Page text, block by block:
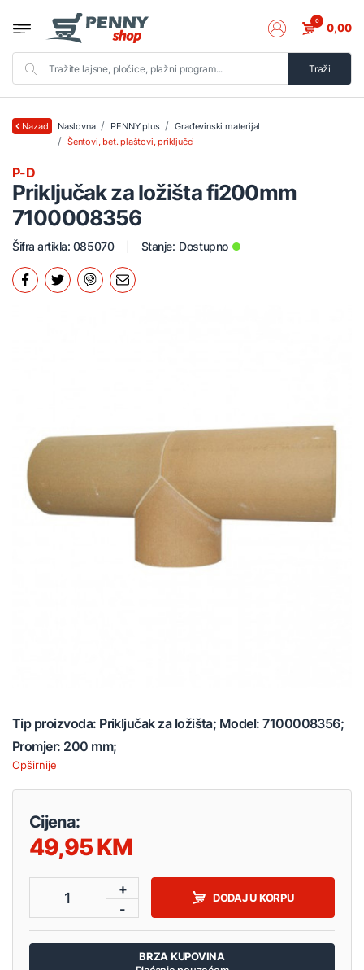
Traži
0 0,00
Nazad Naslovna PENNY plus
Građevinski materijal
Šentovi, bet. plaštovi, priključci
Priključak za ložišta fi200mm
7100008356
P-D
Šifra artikla: 085070 Stanje: Dostupno
Tip proizvoda: Priključak za ložišta; Model: 7100008356;
Promjer: 200 mm;
Opširnije
Cijena:
49,95
1
+
-
DODAJ U KORPU
BRZA KUPOVINA